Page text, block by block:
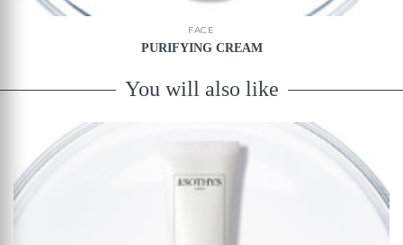
FACE
PURIFYING CREAM
You will also like